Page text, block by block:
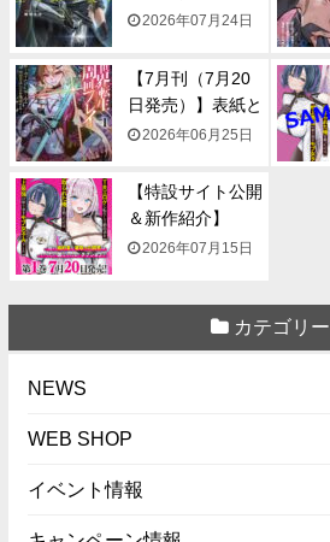
一...2026年07月24日
【7月刊（7月20
日発売）】表紙と
一...2026年06月25日
【特設サイト公開
＆新作紹介】
『NTR...
2026年07月15日
カテゴリー
NEWS
WEB SHOP
イベント情報